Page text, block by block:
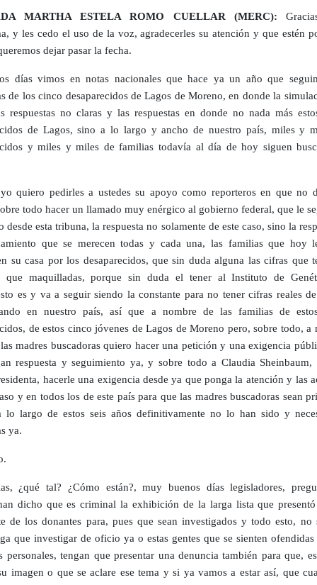
MARTHA ESTELA ROMO CUELLAR (MERC):
y les cedo el uso de la voz, agradecerles su atención y que estén
dejar pasar la fecha.
días vimos en notas nacionales que hace ya un año que
de los cinco desaparecidos de Lagos de Moreno, en donde la
respuestas no claras y las respuestas en donde no nada más
de Lagos, sino a lo largo y ancho de nuestro país, miles y
y miles y miles de familias todavía al día de hoy siguen
quiero pedirles a ustedes su apoyo como reporteros en que no
todo hacer un llamado muy enérgico al gobierno federal, que le
desde esta tribuna, la respuesta no solamente de este caso, sino la
que se merecen todas y cada una, las familias que hoy
su casa por los desaparecidos, que sin duda alguna las cifras que
que maquilladas, porque sin duda el tener al Instituto de
es y va a seguir siendo la constante para no tener cifras reales
en nuestro país, así que a nombre de las familias de
de estos cinco jóvenes de Lagos de Moreno pero, sobre todo, a
madres buscadoras quiero hacer una petición y una exigencia
respuesta y seguimiento ya, y sobre todo a Claudia Sheinbaum,
hacerle una exigencia desde ya que ponga la atención y las
y en todos los de este país para que las madres buscadoras sean
lo largo de estos seis años definitivamente no lo han sido y
ya.
¿qué tal? ¿Cómo están?, muy buenos días legisladores,
dicho que es criminal la exhibición de la larga lista que
de los donantes para, pues que sean investigados y todo esto, no
que investigar de oficio ya o estas gentes que se sienten ofendidas
personales, tengan que presentar una denuncia también para que,
imagen o que se aclare ese tema y si ya vamos a estar así, que